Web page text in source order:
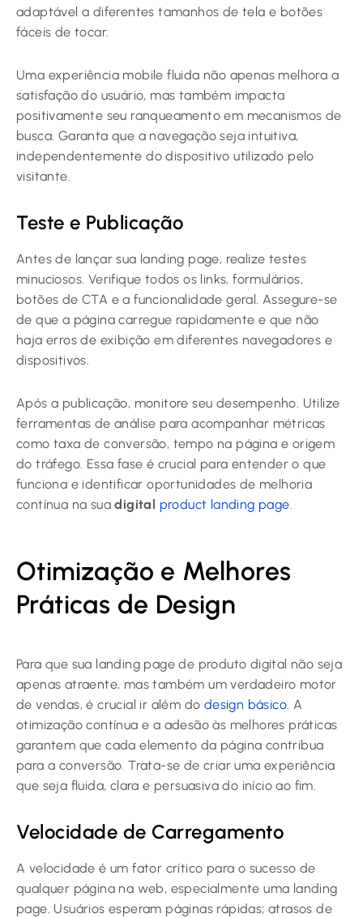
adaptável a diferentes tamanhos de tela e botões
fáceis de tocar.
Uma experiência mobile fluida não apenas melhora a
satisfação do usuário, mas também impacta
positivamente seu ranqueamento em mecanismos de
busca. Garanta que a navegação seja intuitiva,
independentemente do dispositivo utilizado pelo
visitante.
Teste e Publicação
Antes de lançar sua landing page, realize testes
minuciosos. Verifique todos os links, formulários,
botões de CTA e a funcionalidade geral. Assegure-se
de que a página carregue rapidamente e que não
haja erros de exibição em diferentes navegadores e
dispositivos.
Após a publicação, monitore seu desempenho. Utilize
ferramentas de análise para acompanhar métricas
como taxa de conversão, tempo na página e origem
do tráfego. Essa fase é crucial para entender o que
funciona e identificar oportunidades de melhoria
contínua na suadigital product landing page
Otimização e Melhores
Práticas de Design
Para que sua landing page de produto digital não seja
apenas atraente, mas também um verdadeiro motor
de vendas, é crucial ir além do design básico . A
otimização contínua e a adesão às melhores práticas
garantem que cada elemento da página contribua
para a conversão. Trata-se de criar uma experiência
que seja fluida, clara e persuasiva do início ao fim.
Velocidade de Carregamento
A velocidade é um fator crítico para o sucesso de
qualquer página na web, especialmente uma landing
page. Usuários esperam páginas rápidas; atrasos de